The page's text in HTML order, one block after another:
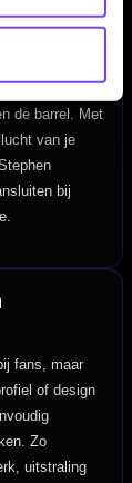
en
de barrel. Met
van je
bij
fans, maar
of design
Zo
uitstraling